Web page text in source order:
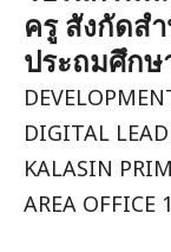
ครู สังกัดส
ประถมศึกษ
DIGITAL
KALASIN
AREA OFFICE 1